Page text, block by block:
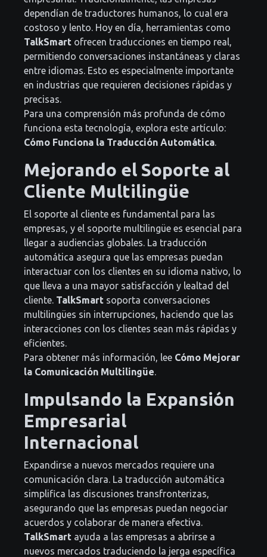
dependían de traductores humanos, lo cual era
costoso y lento. Hoy en día, herramientas como
TalkSmart ofrecen traducciones en tiempo real,
permitiendo conversaciones instantáneas y claras
entre idiomas. Esto es especialmente importante
en industrias que requieren decisiones rápidas y
precisas.
Para una comprensión más profunda de cómo
funciona esta tecnología, explora este artículo:
Cómo Funciona la Traducción Automática
Mejorando el Soporte al
Cliente Multilingüe
El soporte al cliente es fundamental para las
empresas, y el soporte multilingüe es esencial para
llegar a audiencias globales. La traducción
automática asegura que las empresas puedan
interactuar con los clientes en su idioma nativo, lo
que lleva a una mayor satisfacción y lealtad del
cliente. TalkSmart soporta conversaciones
multilingües sin interrupciones, haciendo que las
interacciones con los clientes sean más rápidas y
eficientes.
Para obtener más información, lee Cómo Mejorar
la Comunicación Multilingüe
Impulsando la Expansión
Empresarial
Internacional
Expandirse a nuevos mercados requiere una
comunicación clara. La traducción automática
simplifica las discusiones transfronterizas,
asegurando que las empresas puedan negociar
acuerdos y colaborar de manera efectiva.
TalkSmart ayuda a las empresas a abrirse a
nuevos mercados traduciendo la jerga específica